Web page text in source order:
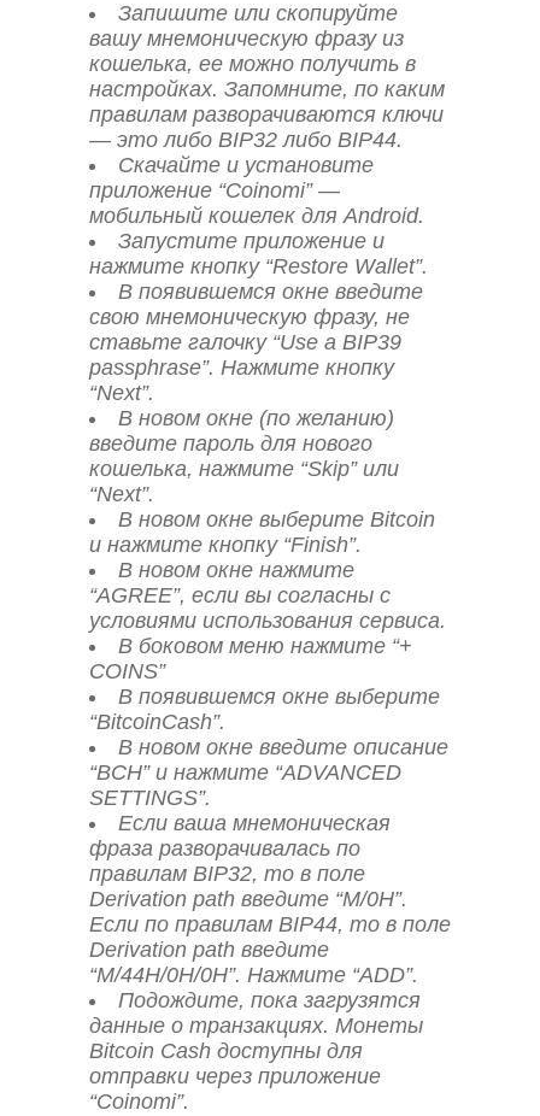
Запишите или скопируйте
вашу мнемоническую фразу из
кошелька, ее можно получить в
настройках. Запомните, по каким
правилам разворачиваются ключи
— это либо BIP32 либо BIP44.
Скачайте и установите
приложение “Coinomi” —
мобильный кошелек для Android.
Запустите приложение и
нажмите кнопку “Restore Wallet”.
В появившемся окне введите
свою мнемоническую фразу, не
ставьте галочку “Use a BIP39
passphrase”. Нажмите кнопку
“Next”.
В новом окне (по желанию)
введите пароль для нового
кошелька, нажмите “Skip” или
“Next”.
В новом окне выберите Bitcoin
и нажмите кнопку “Finish”.
В новом окне нажмите
“AGREE”, если вы согласны с
условиями использования сервиса.
В боковом меню нажмите “+
COINS”
В появившемся окне выберите
“BitcoinCash”.
В новом окне введите описание
“BCH” и нажмите “ADVANCED
SETTINGS”.
Если ваша мнемоническая
фраза разворачивалась по
правилам BIP32, то в поле
Derivation path введите “M/0H”.
Если по правилам BIP44, то в поле
Derivation path введите
“M/44H/0H/0H”. Нажмите “ADD”.
Подождите, пока загрузятся
данные о транзакциях. Монеты
Bitcoin Cash доступны для
отправки через приложение
“Coinomi”.